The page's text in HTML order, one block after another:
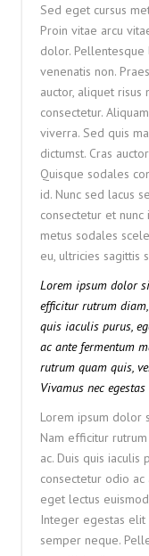
Sed eget cursus
Proin vitae arcu
dolor. Pellentesque
venenatis non.
auctor, aliquet risus
consectetur.
viverra. Sed quis
dictumst. Cras
Quisque sodales
id. Nunc sed lacus
consectetur et
metus sodales
eu, ultricies sagittis
Lorem ipsum dolor
efficitur rutrum
quis iaculis purus,
ac ante fermentum
rutrum quam quis,
Vivamus nec
Lorem ipsum dolor
Nam efficitur
ac. Duis quis iaculis
consectetur odio
eget lectus
Integer egestas elit
semper neque.